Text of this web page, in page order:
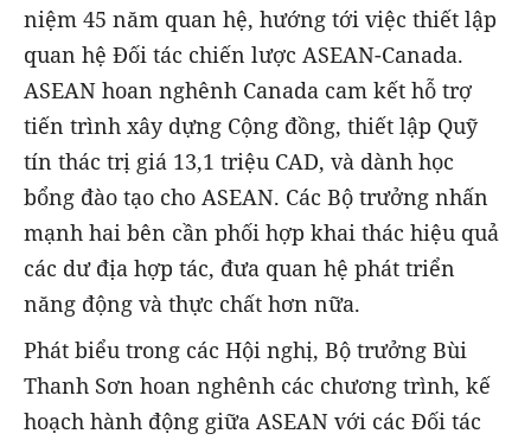
niệm 45 năm quan hệ, hướng tới việc thiết lập
quan hệ Đối tác chiến lược ASEAN-Canada.
ASEAN hoan nghênh Canada cam kết hỗ trợ
tiến trình xây dựng Cộng đồng, thiết lập Quỹ
tín thác trị giá 13,1 triệu CAD, và dành học
bổng đào tạo cho ASEAN. Các Bộ trưởng nhấn
mạnh hai bên cần phối hợp khai thác hiệu quả
các dư địa hợp tác, đưa quan hệ phát triển
năng động và thực chất hơn nữa.
Phát biểu trong các Hội nghị, Bộ trưởng Bùi
Thanh Sơn hoan nghênh các chương trình, kế
hoạch hành động giữa ASEAN với các Đối tác